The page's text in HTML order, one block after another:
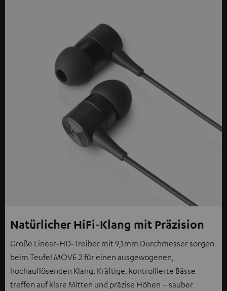
Natürlicher HiFi‑Klang mit Präzision
Große Linear‑HD‑Treiber mit 9,1 mm Durchmesser sorgen
beim Teufel MOVE 2 für einen ausgewogenen,
hochauflösenden Klang. Kräftige, kontrollierte Bässe
treffen auf klare Mitten und präzise Höhen – sauber